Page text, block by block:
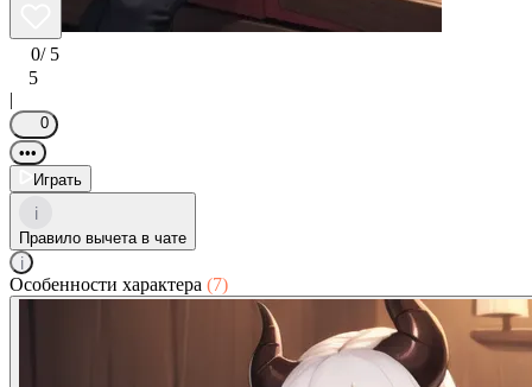
0/ 5
5
|
0
•••
Играть
i
Правило вычета в чате
i
Особенности характера (7)